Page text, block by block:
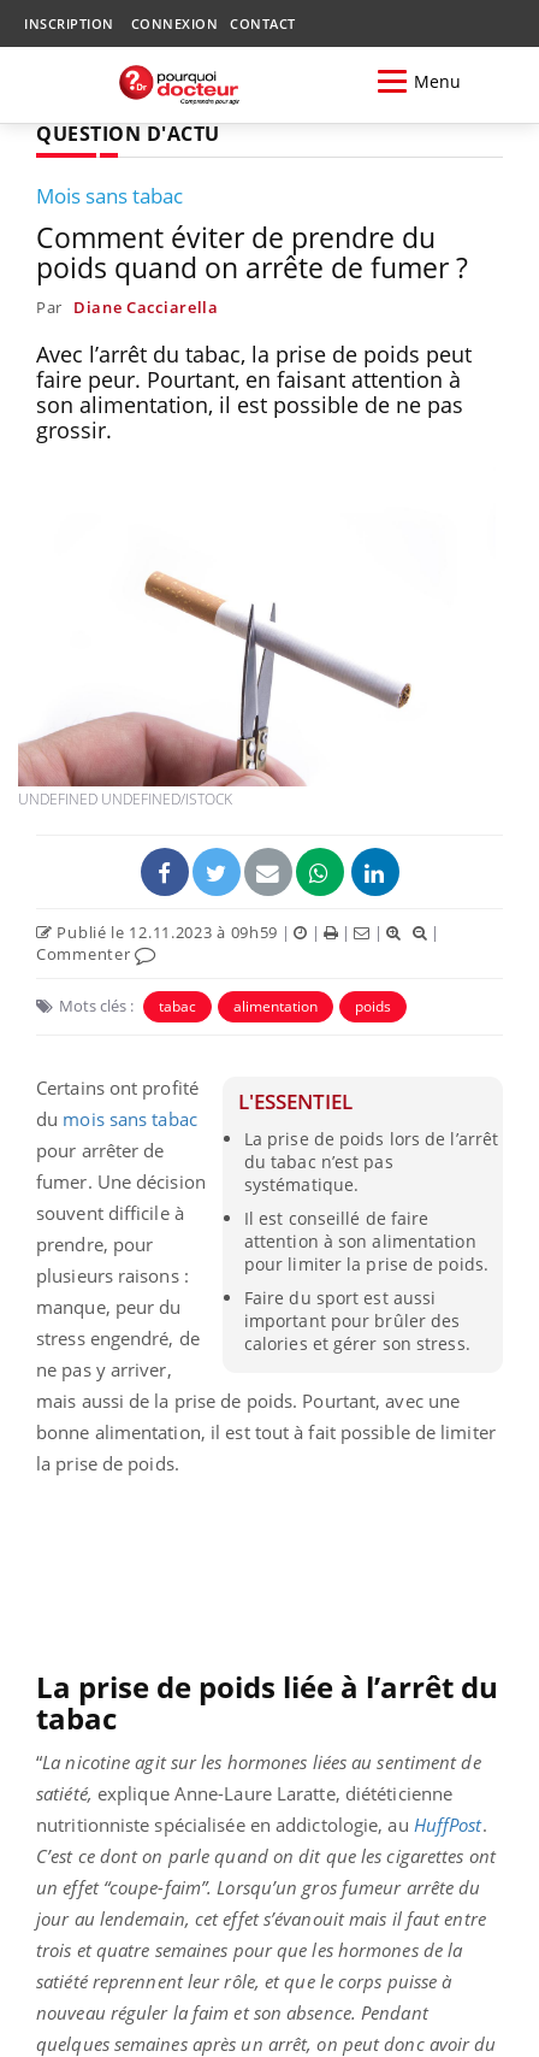
INSCRIPTION CONNEXION CONTACT
Menu
QUESTION D'ACTU
Mois sans tabac
Comment éviter de prendre du
poids quand on arrête de fumer ?
Par Diane Cacciarella
Avec l’arrêt du tabac, la prise de poids peut
faire peur. Pourtant, en faisant attention à
son alimentation, il est possible de ne pas
grossir.
UNDEFINED UNDEFINED/ISTOCK
Publié le 12.11.2023 à 09h59 | | | |
|
Commenter
Mots clés : tabac alimentation poids
L'ESSENTIEL
La prise de poids lors de l’arrêt
du tabac n’est pas
systématique.
Il est conseillé de faire
attention à son alimentation
pour limiter la prise de poids.
Faire du sport est aussi
important pour brûler des
calories et gérer son stress.
Certains ont profité
du mois sans tabac
pour arrêter de
fumer. Une décision
souvent difficile à
prendre, pour
plusieurs raisons :
manque, peur du
stress engendré, de
ne pas y arriver,
mais aussi de la prise de poids. Pourtant, avec une
bonne alimentation, il est tout à fait possible de limiter
la prise de poids.
La prise de poids liée à l’arrêt du
tabac
“La nicotine agit sur les hormones liées au sentiment de
satiété, explique Anne-Laure Laratte, diététicienne
nutritionniste spécialisée en addictologie, au HuffPost.
C’est ce dont on parle quand on dit que les cigarettes ont
un effet “coupe-faim”. Lorsqu’un gros fumeur arrête du
jour au lendemain, cet effet s’évanouit mais il faut entre
trois et quatre semaines pour que les hormones de la
satiété reprennent leur rôle, et que le corps puisse à
nouveau réguler la faim et son absence. Pendant
quelques semaines après un arrêt, on peut donc avoir du